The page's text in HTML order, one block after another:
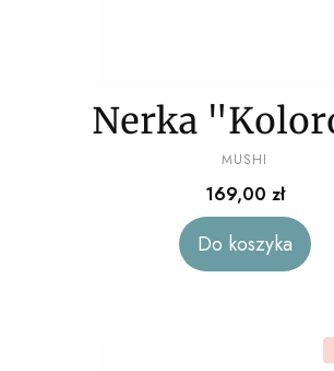
Nerka
liście" welur
PRODUCENT
MUSHI
Cena
169,00 zł
Do koszyka